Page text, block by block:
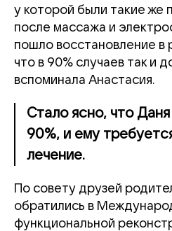
у которой были такие же
после массажа и
пошло восстановление в
что в 90% случаев так и
вспоминала Анастасия.
Стало ясно, что
90%, и ему
лечение.
По совету друзей
обратились в
функциональной